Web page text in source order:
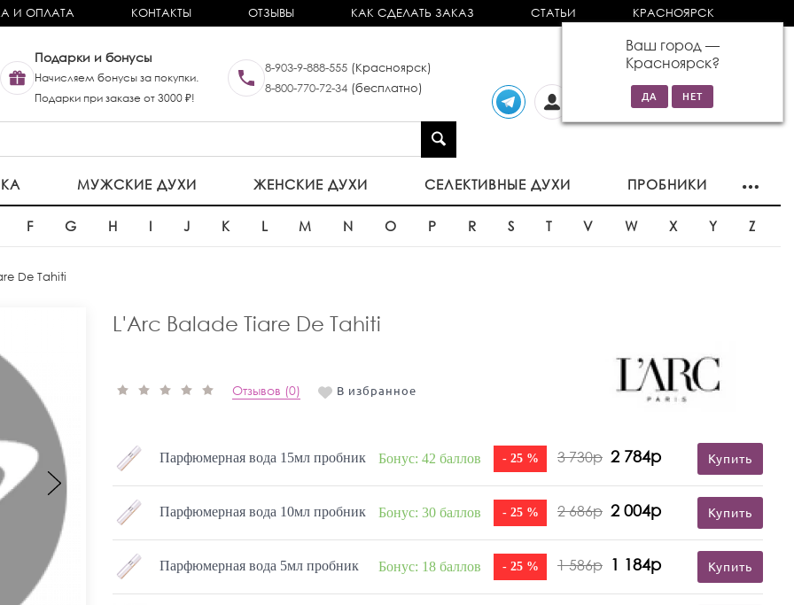
И ОПЛАТА КОНТАКТЫ ОТЗЫВЫ КАК СДЕЛАТЬ ЗАКАЗ СТАТЬИ КРАСНОЯРСК
Ваш город —
Красноярск?
Подарки и бонусы
Начисляем бонусы за покупки.
Подарки при заказе от 3000 ₽!
8-903-9-888-555 (Красноярск)
8-800-770-72-34 (бесплатно)
0 товаров
на сумму 0р
МУЖСКИЕ ДУХИ ЖЕНСКИЕ ДУХИ СЕЛЕКТИВНЫЕ ДУХИ ПРОБНИКИ
F G H I J K L M N O P R S T V W X Y Z
De Tahiti
L'Arc Balade Tiare De Tahiti
Отзывов (0) В избранное
Парфюмерная вода 15мл пробник Бонус: 42 баллов - 25 % 3 730р 2 784р Купить
Парфюмерная вода 10мл пробник Бонус: 30 баллов - 25 % 2 686р 2 004р Купить
Парфюмерная вода 5мл пробник Бонус: 18 баллов - 25 % 1 586р 1 184р Купить